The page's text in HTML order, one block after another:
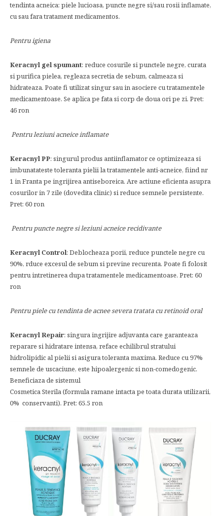
tendinta acneica: piele lucioasa, puncte negre si/sau rosii inflamate,
cu sau fara tratament medicamentos.
Pentru igiena
Keracnyl gel spumant: reduce cosurile si punctele negre, curata
si purifica pielea, regleaza secretia de sebum, calmeaza si
hidrateaza. Poate fi utilizat singur sau in asociere cu tratamentele
medicamentoase. Se aplica pe fata si corp de doua ori pe zi. Pret:
46 ron
Pentru leziuni acneice inflamate
Keracnyl PP: singurul produs antiinflamator ce optimizeaza si
imbunatateste toleranta pielii la tratamentele anti-acneice, fiind nr
1 in Franta pe ingrijirea antiseboreica. Are actiune eficienta asupra
cosurilor in 7 zile (dovedita clinic) si reduce semnele persistente.
Pret: 60 ron
Pentru puncte negresi leziuni acneice recidivante
Keracnyl Control: Deblocheaza porii, reduce punctele negre cu
90%, rduce excesul de sebum si previne recurenta. Poate fi folosit
pentru intretinerea dupa tratamentele medicamentoase. Pret: 60
ron
Pentru piele cu tendintade acnee severa tratata cu retinoid oral
Keracnyl Repair: singura ingrijire adjuvanta care garanteaza
reparare si hidratare intensa, reface echilibrul stratului
hidrolipidic al pielii si asigura toleranta maxima. Reduce cu 97%
semnele de uscaciune, este hipoalergenic si non-comedogenic.
Beneficiaza de sistemul
Cosmetica Sterila (formula ramane intacta pe toata durata utilizarii,
0% conservanti). Pret: 65.5 ron